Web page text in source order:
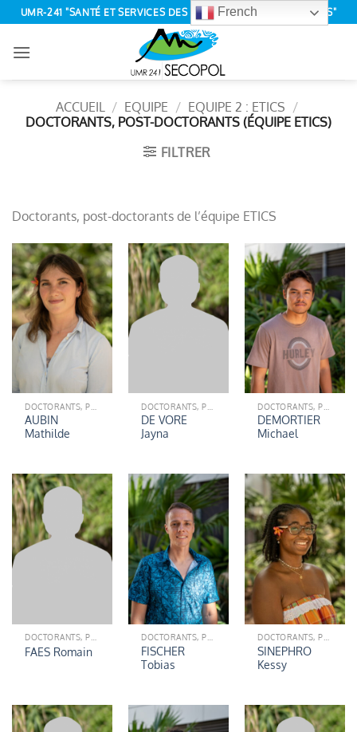
Passer
au
contenu
UMR-241 "SANTÉ ET SERVICES DES ÉCOSYSTÈMES POLYNÉSIENS"
ACCUEIL / EQUIPE / EQUIPE 2 : ETICS /
DOCTORANTS, POST-DOCTORANTS (ÉQUIPE ETICS)
FILTRER
Doctorants, post-doctorants de l’équipe ETICS
AUBIN
Mathilde
DE VORE
Jayna
DEMORTIER
Michael
FAES Romain
FISCHER
Tobias
SINEPHRO
Kessy
French